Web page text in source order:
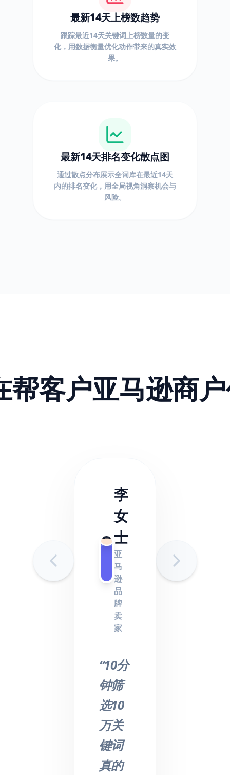
最新14天上榜数趋势
跟踪最近14天关键词上榜数量的变
化，用数据衡量优化动作带来的真实效
果。
最新14天排名变化散点图
通过散点分布展示全词库在最近14天
内的排名变化，用全局视角洞察机会与
风险。
客户亚马逊商
李
女
士
亚
马
逊
品
牌
卖
家
“10分
钟筛
选10
万关
键词
真的